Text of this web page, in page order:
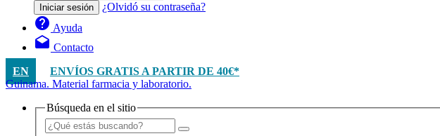
Iniciar sesión ¿Olvidó su contraseña?
help Ayuda
drafts Contacto
EN
ENVÍOS GRATIS A PARTIR DE 40€*
Guinama. Material farmacia y laboratorio.
Búsqueda en el sitio